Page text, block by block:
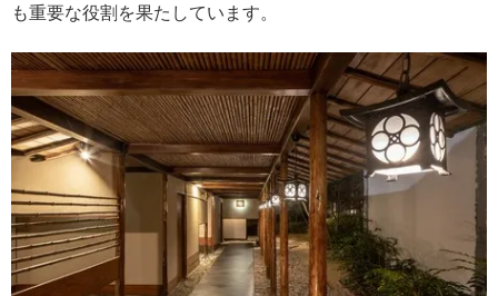
も重要な役割を果たしています。